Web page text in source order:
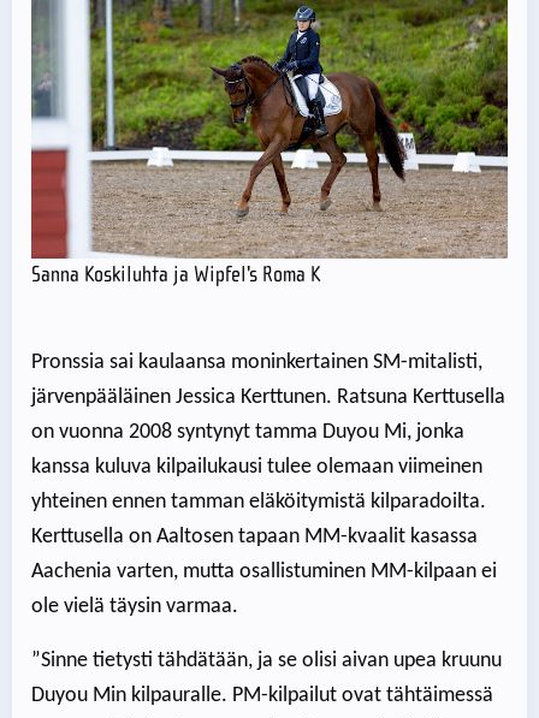
Sanna Koskiluhta ja Wipfel's Roma K
Pronssia sai kaulaansa moninkertainen SM-mitalisti,
järvenpääläinen Jessica Kerttunen. Ratsuna Kerttusella
on vuonna 2008 syntynyt tamma Duyou Mi, jonka
kanssa kuluva kilpailukausi tulee olemaan viimeinen
yhteinen ennen tamman eläköitymistä kilparadoilta.
Kerttusella on Aaltosen tapaan MM-kvaalit kasassa
Aachenia varten, mutta osallistuminen MM-kilpaan ei
ole vielä täysin varmaa.
”Sinne tietysti tähdätään, ja se olisi aivan upea kruunu
Duyou Min kilpauralle. PM-kilpailut ovat tähtäimessä